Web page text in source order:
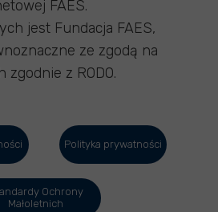
Ochrony
Małoletnich
Polityka prywatności
FAES.
jest Fundacja FAES,
ze zgodą na
z RODO.